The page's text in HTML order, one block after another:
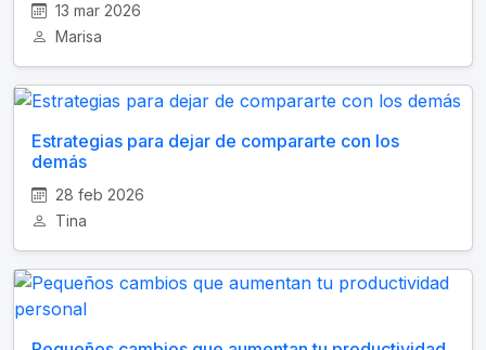
13 mar 2026
Marisa
Estrategias para dejar de compararte con los
demás
28 feb 2026
Tina